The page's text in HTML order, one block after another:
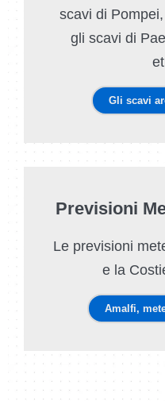
scavi di
gli scavi di
Gli scavi
Previsioni
Le previsioni
e la
Amalfi,